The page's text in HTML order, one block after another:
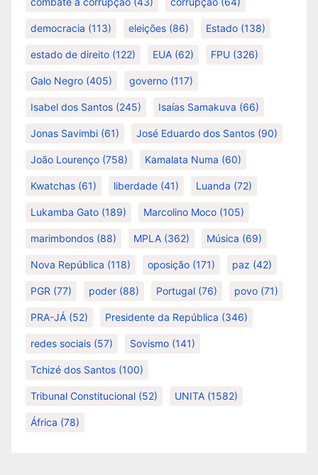
democracia (113) eleições (86) Estado (138)
estado de direito (122) EUA (62) FPU (326)
Galo Negro (405) governo (117)
Isabel dos Santos (245) Isaías Samakuva (66)
Jonas Savimbi (61) José Eduardo dos Santos (90)
João Lourenço (758) Kamalata Numa (60)
Kwatchas (61) liberdade (41) Luanda (72)
Lukamba Gato (189) Marcolino Moco (105)
marimbondos (88) MPLA (362) Música (69)
Nova República (118) oposição (171) paz (42)
PGR (77) poder (88) Portugal (76) povo (71)
PRA-JÁ (52) Presidente da República (346)
redes sociais (57) Sovismo (141)
Tchizé dos Santos (100)
Tribunal Constitucional (52) UNITA (1582)
África (78)